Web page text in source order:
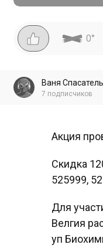
0°
Ваня Спасатель
7 подписчиков
Акция
Скидка
525999,
Для
Велгия
уп